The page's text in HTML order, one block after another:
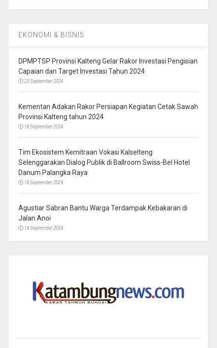
EKONOMI & BISNIS
DPMPTSP Provinsi Kalteng Gelar Rakor Investasi Pengisian
Capaian dan Target Investasi Tahun 2024
23 September 2024
Kementan Adakan Rakor Persiapan Kegiatan Cetak Sawah
Provinsi Kalteng tahun 2024
18 September 2024
Tim Ekosistem Kemitraan Vokasi Kalselteng
Selenggarakan Dialog Publik di Ballroom Swiss-Bel Hotel
Danum Palangka Raya
18 September 2024
Agustiar Sabran Bantu Warga Terdampak Kebakaran di
Jalan Anoi
14 September 2024